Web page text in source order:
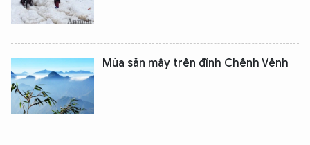
Mùa săn mây trên đỉnh Chênh Vênh